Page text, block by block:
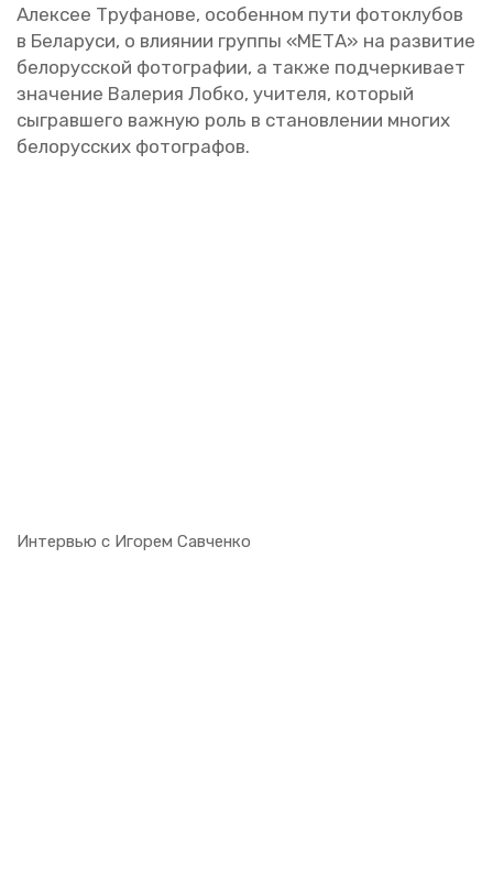
Алек­сее Тру­фа­но­ве, осо­бен­ном пути фо­то­клу­бов
в Бе­ла­ру­си, о вли­я­нии груп­пы «МЕТА» на раз­ви­тие
бе­ло­рус­ской фо­то­гра­фии, а также под­чер­ки­ва­ет
зна­че­ние Ва­ле­рия Лобко, учи­те­ля, ко­то­рый
сыг­рав­ше­го важ­ную роль в ста­нов­ле­нии мно­гих
бе­ло­рус­ских фо­то­гра­фов.
Ин­тер­вью с Иго­рем Са­вчен­ко